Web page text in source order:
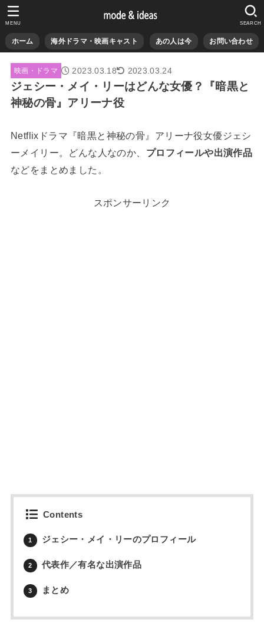
ホーム 海外ドラマ・映画キャスト あの人は今 お問い合わせ
SEARCH
MENU
映画・ドラマ 2023.03.18 2023.03.24
ジェシー・メイ・リーはどんな女優？『暗黒と
神秘の骨』アリーナ役
Netflixドラマ『暗黒と神秘の骨』アリーナ役女優ジェシ
ーメイリー。どんな人なのか、 プロフィールや出演作品
などをまとめました。
スポンサーリンク
Contents
1 ジェシー・メイ・リーのプロフィール
2 代表作／有名な出演作品
3 まとめ